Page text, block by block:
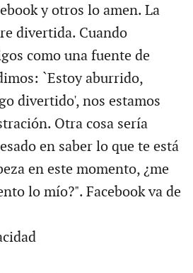
y otros lo amen. La
divertida. Cuando
como una fuente de
`Estoy aburrido,
divertido', nos estamos
Otra cosa sería
en saber lo que te está
en este momento, ¿me
lo mío?". Facebook va de